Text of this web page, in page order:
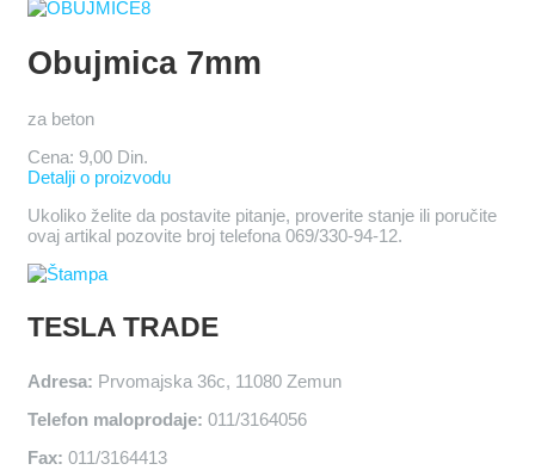
Obujmica 7mm
za beton
Cena: 9,00 Din.
Detalji o proizvodu
Ukoliko želite da postavite pitanje, proverite stanje ili poručite
ovaj artikal pozovite broj telefona 069/330-94-12.
TESLA TRADE
Adresa: Prvomajska 36c, 11080 Zemun
Telefon maloprodaje: 011/3164056
Fax: 011/3164413